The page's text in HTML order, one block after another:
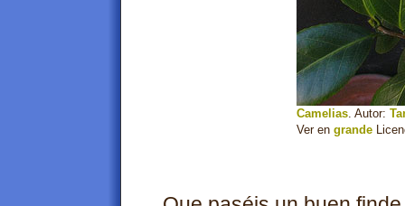
Camelias. Autor:
Ver en grande